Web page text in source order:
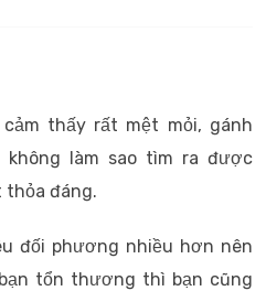
thấy rất mệt mỏi, gánh
làm sao tìm ra được
đáng.
đối phương nhiều hơn nên
tổn thương thì bạn cũng